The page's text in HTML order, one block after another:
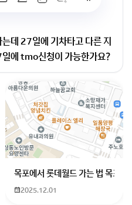
데 27일에 기차타고 다른 지
에 tmo신청이 가능한가요?
어나는게 아니면 가능합니다.
누르면 내용이 보입니다
있는 09년생입니다 지금 제 내신이
목포에서 롯데월드 가는 법 목포
2025.12.01